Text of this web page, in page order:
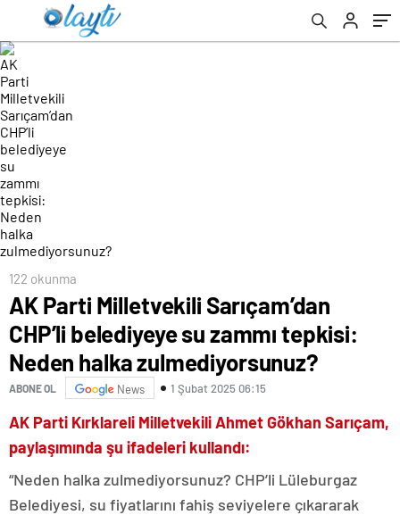
zulmediyorsunuz?
122 okunma
AK Parti Milletvekili Sarıçam’dan
CHP’li belediyeye su zammı tepkisi:
Neden halka zulmediyorsunuz?
ABONE OL News 1 Şubat 2025 06:15
AK Parti Kırklareli Milletvekili Ahmet Gökhan Sarıçam,
paylaşımında şu ifadeleri kullandı:
“Neden halka zulmediyorsunuz? CHP’li Lüleburgaz
Belediyesi, su fiyatlarını fahiş seviyelere çıkararak